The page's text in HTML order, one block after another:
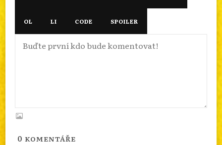
0 KOMENTÁŘE